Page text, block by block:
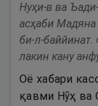
Нуҳи-в ва
асҳаби Мадяна
би-л-
лакин кану
Оё хабари
қавми Нӯҳ ва